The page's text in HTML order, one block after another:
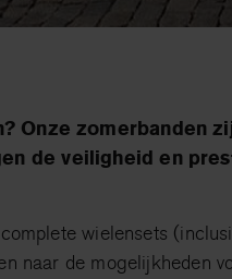
Onze zomerbanden
de veiligheid en
wielensets
naar de mogelijkheden